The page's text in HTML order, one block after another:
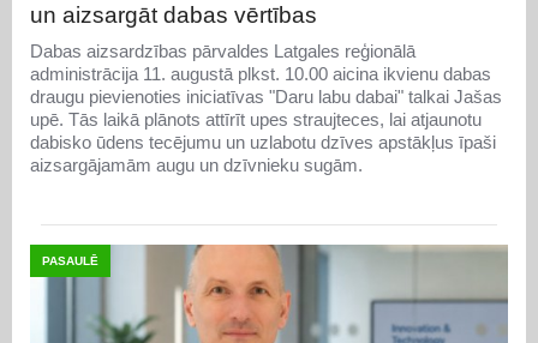
un aizsargāt dabas vērtības
Dabas aizsardzības pārvaldes Latgales reģionālā
administrācija 11. augustā plkst. 10.00 aicina ikvienu dabas
draugu pievienoties iniciatīvas "Daru labu dabai" talkai Jašas
upē. Tās laikā plānots attīrīt upes straujteces, lai atjaunotu
dabisko ūdens tecējumu un uzlabotu dzīves apstākļus īpaši
aizsargājamām augu un dzīvnieku sugām.
PASAULĒ